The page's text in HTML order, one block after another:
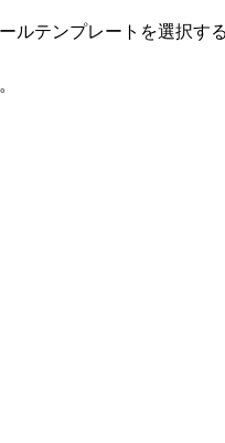
ルテンプレートを選択